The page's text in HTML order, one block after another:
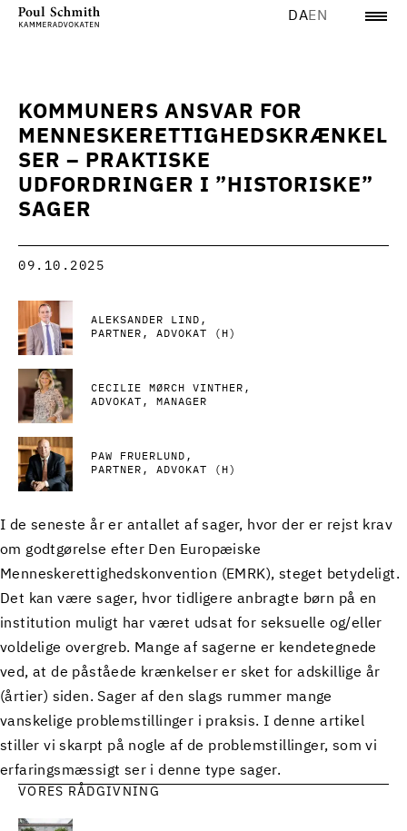
DAEN
KOMMUNERS ANSVAR FOR
MENNESKERETTIGHEDSKRÆNKEL
SER – PRAKTISKE
UDFORDRINGER I ”HISTORISKE”
SAGER
09.10.2025
ALEKSANDER LIND
PARTNER, ADVOKAT (H)
CECILIE MØRCH VINTHER
ADVOKAT, MANAGER
PAW FRUERLUND
PARTNER, ADVOKAT (H)
I de seneste år er antallet af sager, hvor der er rejst krav
om godtgørelse efter Den Europæiske
Menneskerettighedskonvention (EMRK), steget betydeligt.
Det kan være sager, hvor tidligere anbragte børn på en
institution muligt har været udsat for seksuelle og/eller
voldelige overgreb. Mange af sagerne er kendetegnede
ved, at de påståede krænkelser er sket for adskillige år
(årtier) siden. Sager af den slags rummer mange
vanskelige problemstillinger i praksis. I denne artikel
stiller vi skarpt på nogle af de problemstillinger, som vi
erfaringsmæssigt ser i denne type sager.
VORES RÅDGIVNING